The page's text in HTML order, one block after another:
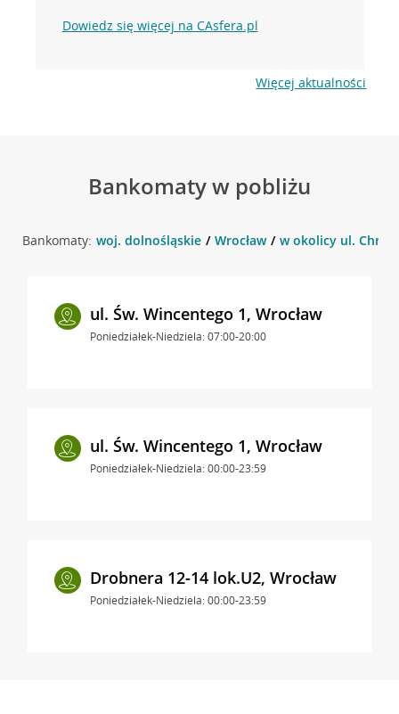
Dowiedz się więcej na CAsfera.pl
Więcej aktualności
Bankomaty w pobliżu
Bankomaty: woj. dolnośląskie Wrocław w okolicy ul.
ul. Św. Wincentego 1, Wrocław
Poniedziałek-Niedziela: 07:00-20:00
ul. Św. Wincentego 1, Wrocław
Poniedziałek-Niedziela: 00:00-23:59
Drobnera 12-14 lok.U2, Wrocław
Poniedziałek-Niedziela: 00:00-23:59